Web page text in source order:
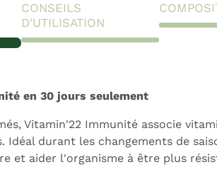
Livraison gratuite dès
CONSEILS
D'UTILISATION
en 30 jours seulement
Vitamin'22 Immunité associe
Idéal durant les changements de
et aider l'organisme à être plus